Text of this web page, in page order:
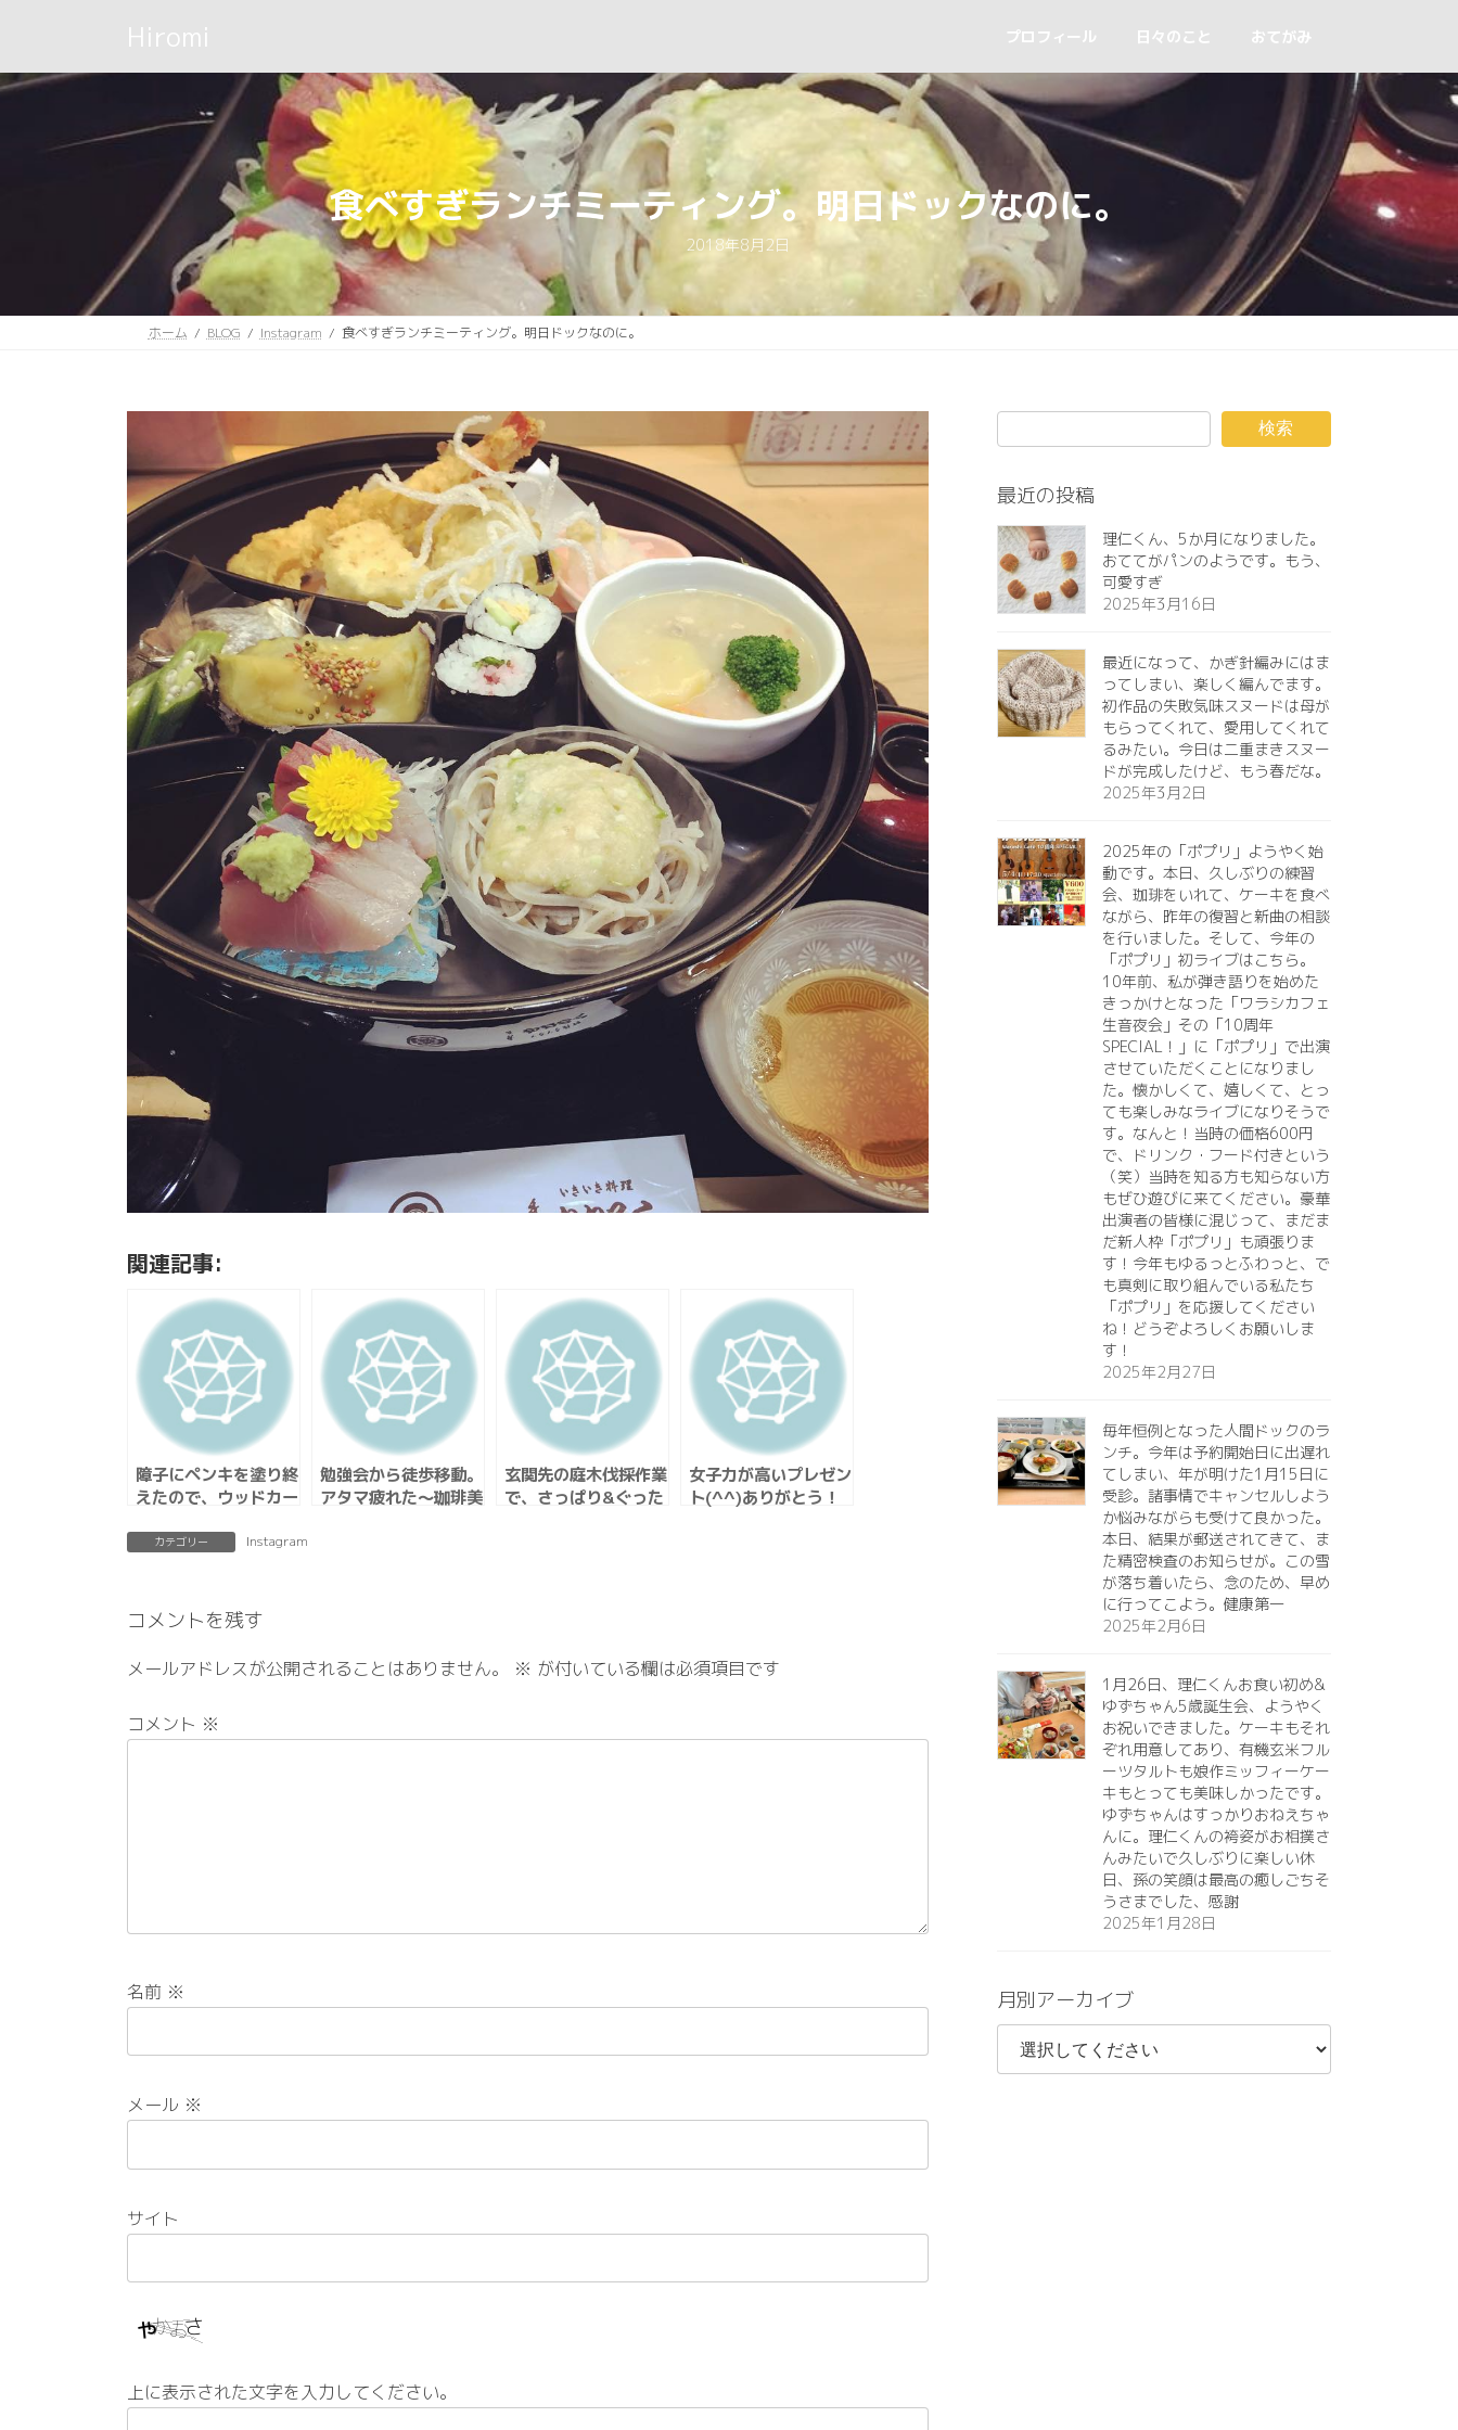
ン
ー
Hiromi プロフィール 日々のこと おてがみ
食べすぎランチミーティング。明日ドックなのに。
2018年8月2日
ホーム BLOG Instagram 食べすぎランチミーティング。明日ドックなのに。
関連記事:
障子にペンキを塗り終
えたので、ウッドカー
少しずつの楽しみ。
勉強会から徒歩移動。
アタマ疲れた〜珈琲美
玄関先の庭木伐採作業
で、さっぱり&ぐった
女子力が高いプレゼン
ト(^^)ありがとう！
カテゴリー Instagram
コメントを残す
メールアドレスが公開されることはありません。 ※ が付いている欄は必須項目です
コメント ※
名前 ※
メール ※
サイト
上に表示された文字を入力してください。
検索
最近の投稿
理仁くん、5か月になりました。
おててがパンのようです。もう、
可愛すぎ️
2025年3月16日
最近になって、かぎ針編みにはま
ってしまい、楽しく編んでます。
初作品の失敗気味スヌードは母が
もらってくれて、愛用してくれて
るみたい。今日は二重まきスヌー
ドが完成したけど、もう春だな。
2025年3月2日
2025年の「ポプリ」ようやく始
動です。本日、久しぶりの練習
会、珈琲をいれて、ケーキを食べ
ながら、昨年の復習と新曲の相談
を行いました。そして、今年の
「ポプリ」初ライブはこちら。
10年前、私が弾き語りを始めた
きっかけとなった「ワラシカフェ
生音夜会」その「10周年
SPECIAL！」に「ポプリ」で出演
させていただくことになりまし
た。懐かしくて、嬉しくて、とっ
ても楽しみなライブになりそうで
す。なんと！当時の価格600円
で、ドリンク・フード付きという
（笑）当時を知る方も知らない方
もぜひ遊びに来てください。豪華
出演者の皆様に混じって、まだま
だ新人枠「ポプリ」も頑張りま
す！今年もゆるっとふわっと、で
も真剣に取り組んでいる私たち
「ポプリ」を応援してください
ね！どうぞよろしくお願いしま
す！
2025年2月27日
毎年恒例となった人間ドックのラ
ンチ。今年は予約開始日に出遅れ
てしまい、年が明けた1月15日に
受診。諸事情でキャンセルしよう
か悩みながらも受けて良かった。
本日、結果が郵送されてきて、ま
た精密検査のお知らせが。この雪
が落ち着いたら、念のため、早め
に行ってこよう。健康第一️
2025年2月6日
1月26日、理仁くんお食い初め&
ゆずちゃん5歳誕生会、ようやく
お祝いできました。ケーキもそれ
ぞれ用意してあり、有機玄米フル
ーツタルトも娘作ミッフィーケー
キもとっても美味しかったです。
ゆずちゃんはすっかりおねえちゃ
んに。理仁くんの袴姿がお相撲さ
んみたいで久しぶりに楽しい休
日、孫の笑顔は最高の癒しごちそ
うさまでした、感謝
2025年1月28日
月別アーカイブ